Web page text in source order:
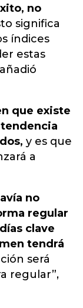
no
significa
índices
estas
que existe
y es que
a
no
regular
clave
tendrá
será
regular”,